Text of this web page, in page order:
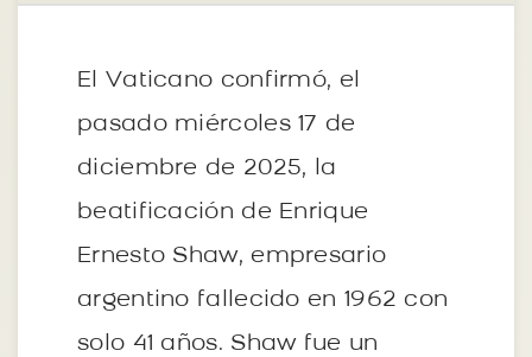
El Vaticano confirmó, el
pasado miércoles 17 de
diciembre de 2025, la
beatificación de Enrique
Ernesto Shaw, empresario
argentino fallecido en 1962 con
solo 41 años. Shaw fue un